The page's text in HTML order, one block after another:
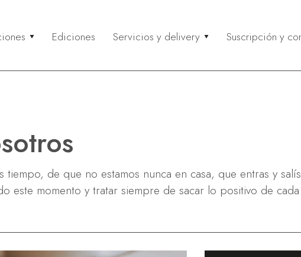
Gourmet Comunidad CMAG
Ediciones Servicios y delivery
Servicios y delivery
Suscripción y
de que no estamos nunca en casa, que entras y
este momento y tratar siempre de sacar lo positivo de